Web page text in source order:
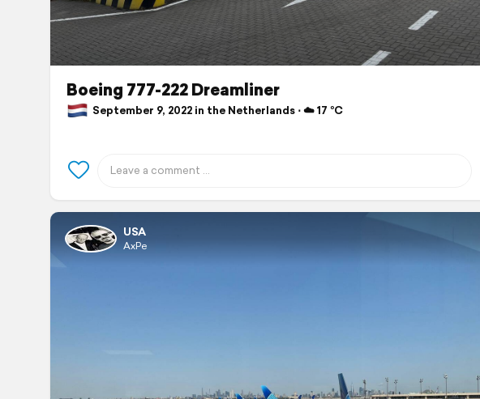
Boeing 777-222 Dreamliner
September 9, 2022 in the Netherlands ⋅ ☁️ 17 °C
USA
AxPe